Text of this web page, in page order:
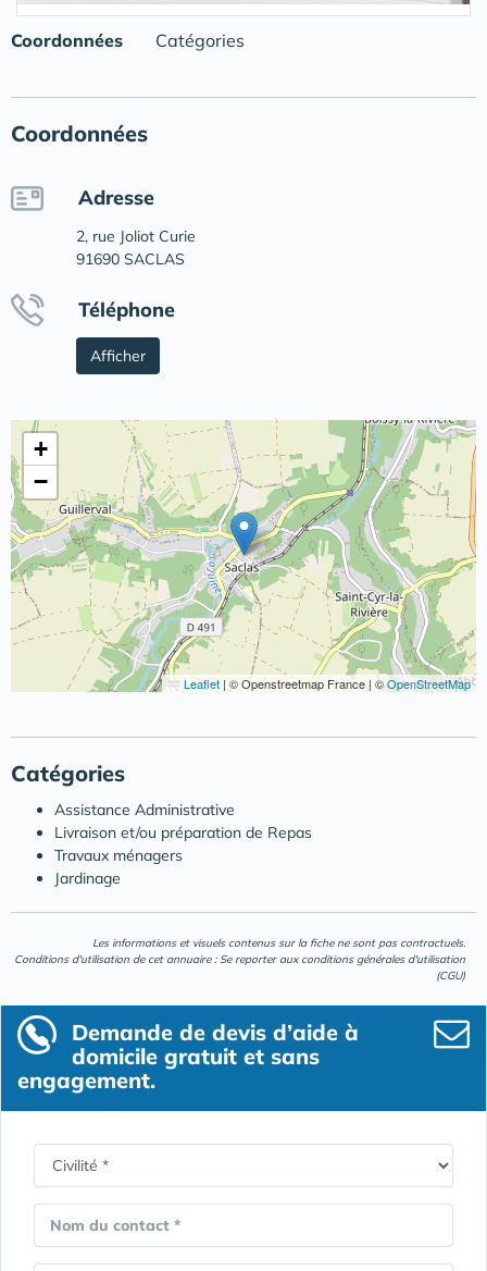
Coordonnées Catégories
Coordonnées
Adresse
2, rue Joliot Curie
91690 SACLAS
Téléphone
Afficher
+
−
Leaflet | © Openstreetmap France | ©OpenStreetMap
Catégories
Assistance Administrative
Livraison et/ou préparation de Repas
Travaux ménagers
Jardinage
Les informations et visuels contenus sur la fiche ne sont pas contractuels.
Conditions d'utilisation de cet annuaire : Se reporter aux conditions générales d'utilisation
(CGU)
Demande de devis d’aide à
domicile gratuit et sans
engagement.
Nom du contact *